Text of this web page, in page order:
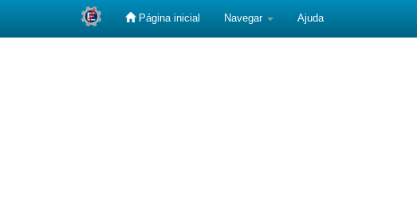
Página inicial Navegar Ajuda